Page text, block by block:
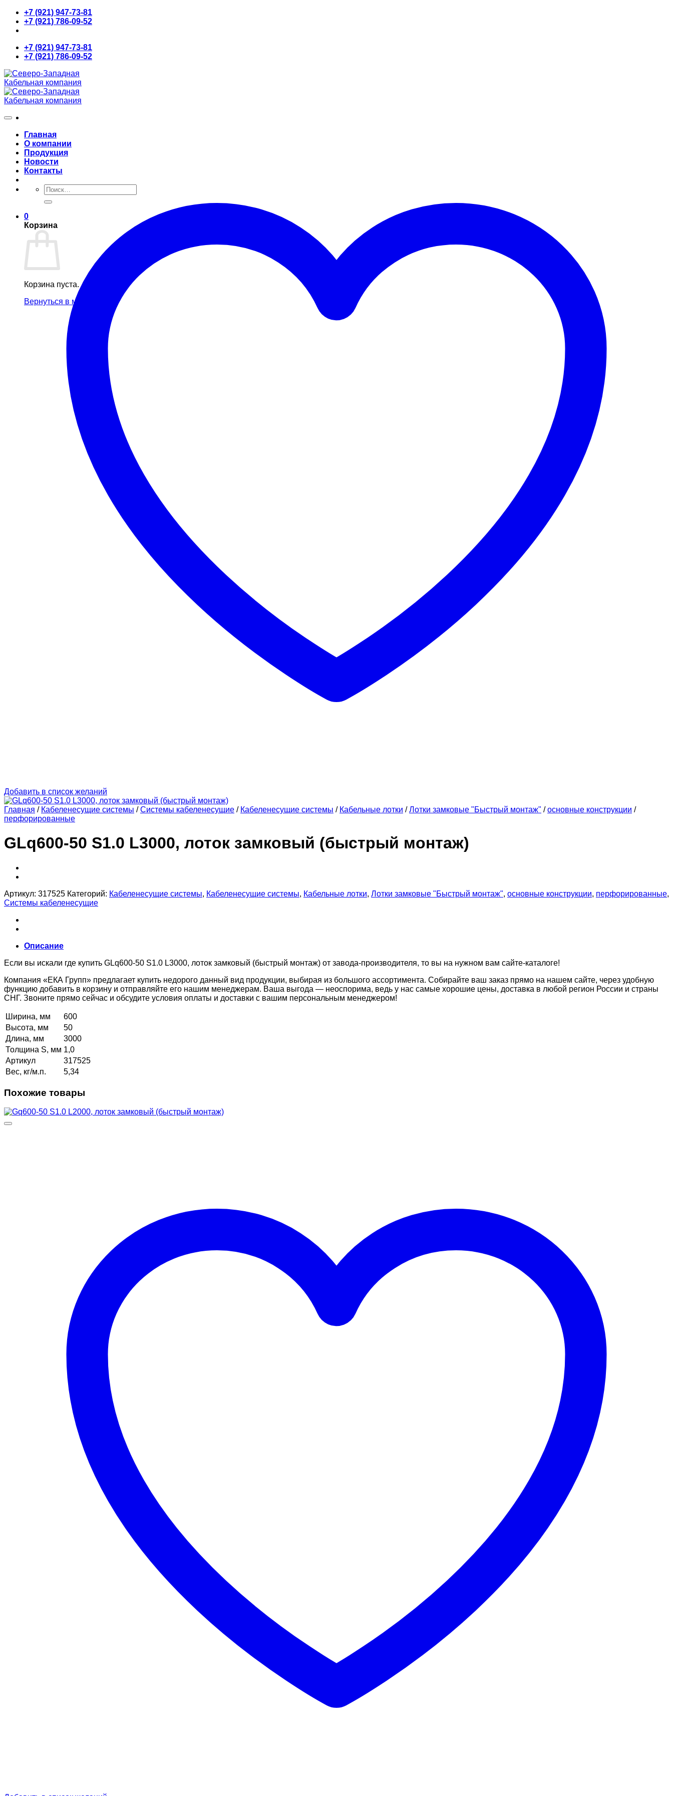
Skip
content
+7 (921) 947-73-81
+7 (921) 786-09-52
+7 (921) 947-73-81
+7 (921) 786-09-52
Главная
О компании
Продукция
Новости
Контакты
Искать:
0
Корзина
Корзина пуста.
Вернуться в магазин
Добавить в список желаний
Главная / Кабеленесущие системы / Системы кабеленесущие / Кабеленесущие системы / Кабельные лотки / Лотки замковые "Быстрый монтаж" / основные конструкции /
перфорированные
GLq600-50 S1.0 L3000, лоток замковый (быстрый монтаж)
Артикул: 317525 Категорий: Кабеленесущие системы, Кабеленесущие системы, Кабельные лотки, Лотки замковые "Быстрый монтаж", основные конструкции, перфорированные,
Системы кабеленесущие
Описание
Если вы искали где купить GLq600-50 S1.0 L3000, лоток замковый (быстрый монтаж) от завода-производителя, то вы на нужном вам сайте-каталоге!
Компания «ЕКА Групп» предлагает купить недорого данный вид продукции, выбирая из большого ассортимента. Собирайте ваш заказ прямо на нашем сайте, через удобную
функцию добавить в корзину и отправляйте его нашим менеджерам. Ваша выгода — неоспорима, ведь у нас самые хорошие цены, доставка в любой регион России и страны
СНГ. Звоните прямо сейчас и обсудите условия оплаты и доставки с вашим персональным менеджером!
Ширина, мм
600
Высота, мм
50
Длина, мм
3000
Толщина S, мм 1,0
Артикул
317525
Вес, кг/м.п.
5,34
Похожие товары